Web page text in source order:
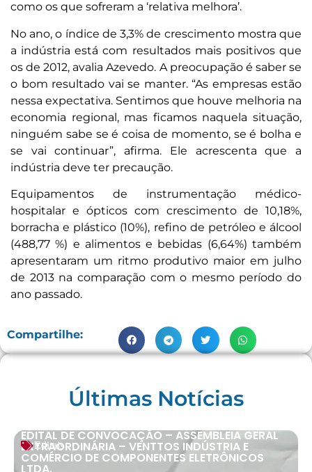
como os que sofreram a ‘relativa melhora’.
No ano, o índice de 3,3% de crescimento mostra que
a indústria está com resultados mais positivos que
os de 2012, avalia Azevedo. A preocupação é saber se
o bom resultado vai se manter. “As empresas estão
nessa expectativa. Sentimos que houve melhoria na
economia regional, mas ficamos naquela situação,
ninguém sabe se é coisa de momento, se é bolha e
se vai continuar”, afirma. Ele acrescenta que a
indústria deve ter precaução.
Equipamentos de instrumentação médico-
hospitalar e ópticos com crescimento de 10,18%,
borracha e plástico (10%), refino de petróleo e álcool
(488,77 %) e alimentos e bebidas (6,64%) também
apresentaram um ritmo produtivo maior em julho
de 2013 na comparação com o mesmo período do
ano passado.
Compartilhe:
Últimas Notícias
Editais
EDITAL DE CONVOCAÇÃO – ASSEMBLEIA GERAL
EXTRAORDINÁRIA – VENTTOS INDÚSTRIA E
COMÉRCIO DE COMPONENTES ELETRÔNICOS
LTDA.